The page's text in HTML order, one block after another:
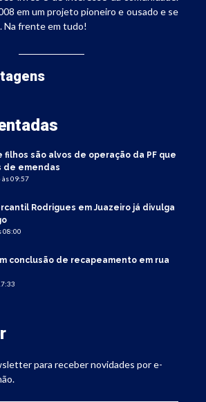
em um projeto pioneiro e ousado e se
Na frente em tudo!
filhos são alvos de operação da PF que
de emendas
09:57
Rodrigues em Juazeiro já divulga
08:00
conclusão de recapeamento em rua
para receber novidades por e-